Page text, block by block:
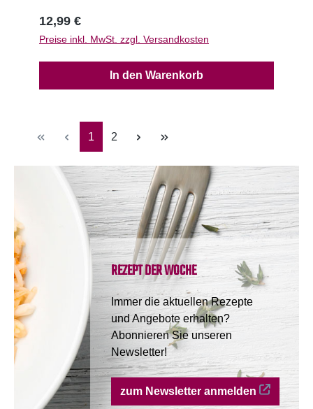
12,99 €
Preise inkl. MwSt. zzgl. Versandkosten
In den Warenkorb
Seite
1 Seite
2
REZEPT DER WOCHE
Immer die aktuellen Rezepte
und Angebote erhalten?
Abonnieren Sie unseren
Newsletter!
zum Newsletter anmelden